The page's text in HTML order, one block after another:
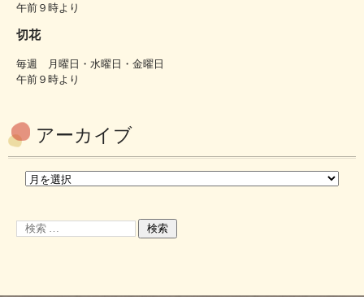
午前９時より
切花
毎週 月曜日・水曜日・金曜日
午前９時より
アーカイブ